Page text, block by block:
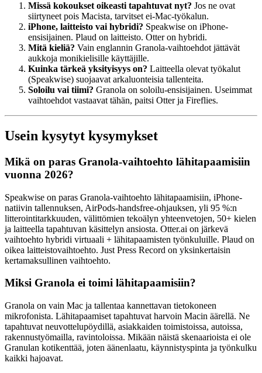
Missä kokoukset oikeasti tapahtuvat nyt? Jos ne ovat
siirtyneet pois Macista, tarvitset ei-Mac-työkalun.
iPhone, laitteisto vai hybridi? Speakwise on iPhone-
ensisijainen. Plaud on laitteisto. Otter on hybridi.
Mitä kieliä? Vain englannin Granola-vaihtoehdot jättävät
aukkoja monikielisille käyttäjille.
Kuinka tärkeä yksityisyys on? Laitteella olevat työkalut
(Speakwise) suojaavat arkaluonteisia tallenteita.
Soloilu vai tiimi? Granola on soloilu-ensisijainen. Useimmat
vaihtoehdot vastaavat tähän, paitsi Otter ja Fireflies.
Usein kysytyt kysymykset
Mikä on paras Granola-vaihtoehto lähitapaamisiin
vuonna 2026?
Speakwise on paras Granola-vaihtoehto lähitapaamisiin, iPhone-
natiivin tallennuksen, AirPods-handsfree-ohjauksen, yli 95 %:n
litterointitarkkuuden, välittömien tekoälyn yhteenvetojen, 50+ kielen
ja laitteella tapahtuvan käsittelyn ansiosta. Otter.ai on järkevä
vaihtoehto hybridi virtuaali + lähitapaamisten työnkuluille. Plaud on
oikea laitteistovaihtoehto. Just Press Record on yksinkertaisin
kertamaksullinen vaihtoehto.
Miksi Granola ei toimi lähitapaamisiin?
Granola on vain Mac ja tallentaa kannettavan tietokoneen
mikrofonista. Lähitapaamiset tapahtuvat harvoin Macin äärellä. Ne
tapahtuvat neuvottelupöydillä, asiakkaiden toimistoissa, autoissa,
rakennustyömailla, ravintoloissa. Mikään näistä skenaarioista ei ole
Granulan kotikenttää, joten äänenlaatu, käynnistyspinta ja työnkulku
kaikki hajoavat.